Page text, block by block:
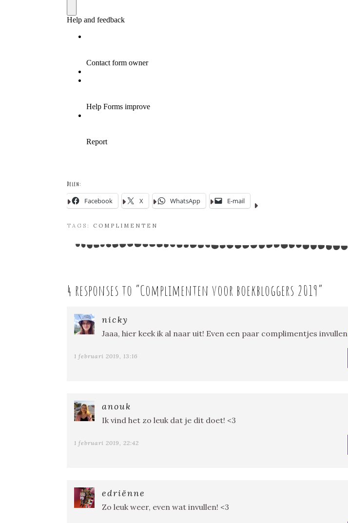
Delen:
Facebook X WhatsApp E-mail
TAGS: COMPLIMENTEN
4 responses to “Complimenten voor boekbloggers 2019”
nicky
Jaaa, hier keek ik al naar uit! Even een paar complimentjes invullen
1 februari 2019, 13:16
anouk
Ik vind het zo leuk dat je dit doet! <3
1 februari 2019, 22:42
edriënne
Zo leuk weer, even wat invullen! <3